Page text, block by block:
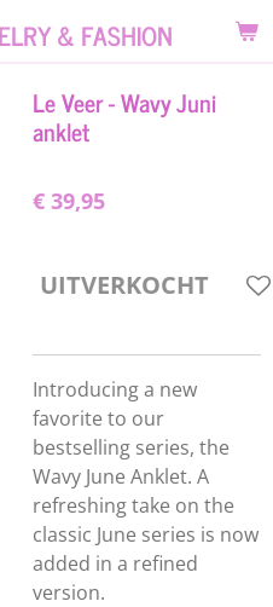
& FASHION
Le Veer - Wavy Juni
anklet
€ 39,95
UITVERKOCHT
Introducing a new
favorite to our
bestselling series, the
Wavy June Anklet. A
refreshing take on the
classic June series is now
added in a refined
version.